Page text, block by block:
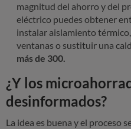
magnitud del ahorro y del
eléctrico puedes obtener
instalar aislamiento térmico,
ventanas o sustituir una
más de 300.
¿Y los
desinformados?
La idea es buena y el proceso